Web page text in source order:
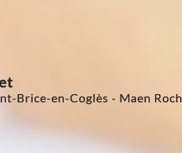
Brice-en-Coglès - Maen Roch